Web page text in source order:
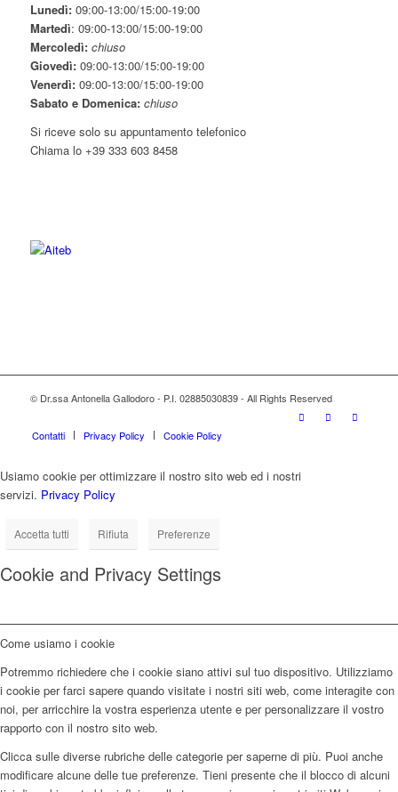
Lunedì:09:00-13:00/15:00-19:00
Martedì: 09:00-13:00/15:00-19:00
Mercoledì: chiuso
Giovedì:09:00-13:00/15:00-19:00
Venerdì:09:00-13:00/15:00-19:00
Sabato e Domenica: chiuso
Si riceve solo su appuntamento telefonico
Chiama lo +39 333 603 8458
© Dr.ssa Antonella Gallodoro - P.I. 02885030839 - All Rights Reserved
Contatti Privacy Policy Cookie Policy
Usiamo cookie per ottimizzare il nostro sito web ed i nostri
servizi. Privacy Policy
Accetta tutti Rifiuta Preferenze
Cookie and Privacy Settings
Come usiamo i cookie
Potremmo richiedere che i cookie siano attivi sul tuo dispositivo. Utilizziamo
i cookie per farci sapere quando visitate i nostri siti web, come interagite con
noi, per arricchire la vostra esperienza utente e per personalizzare il vostro
rapporto con il nostro sito web.
Clicca sulle diverse rubriche delle categorie per saperne di più. Puoi anche
modificare alcune delle tue preferenze. Tieni presente che il blocco di alcuni